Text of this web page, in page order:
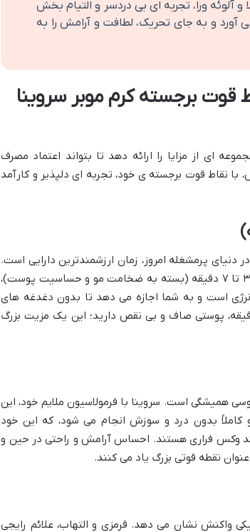
و آلوئه ورا، تجربه ای بی دردسر و التیام بخش
آورد و به جای تحریک، لطافت و آرامش را به
قوت برجسته کرم موبر سروینا
ای از مزایا را ارائه دهد تا بتواند اعتماد مصرف
نقاط قوت برجسته ی خود، تجربه ای دلپذیر و کارآمد
دنیای پرمشغله امروز، زمان ارزشمندترین دارایی است.
این کرم موبر، موهای زائد را در مدت زمانی کوتاه، معمولاً بین ۳ تا ۷ دقیقه (بسته به ضخامت مو و حساسیت پوست)،
است و به شما اجازه می دهد تا بدون دغدغه های
به سایر کارهایتان برسید. تصور کنید در کمتر از ۱۰ دقیقه، پوستی صاف و بی نقص دارید؛ این یک مزیت بزرگ
همیشگی است. سروینا با فرمولاسیون ملایم خود، این
بدون درد و سوزش انجام می شود، که این خود
وکس فراری هستند. احساس آرامش و راحتی در حین و
نقطه قوتی بزرگ یاد می کنند.
نشان می دهد. قرمزی و التهاب، علائم رایجی